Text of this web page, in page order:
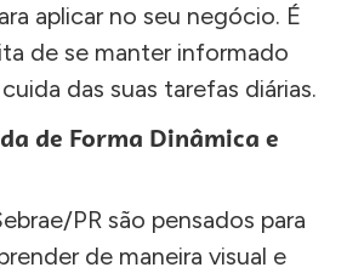
aplicar no seu negócio. É
de se manter informado
das suas tarefas diárias.
de Forma Dinâmica e
PR são pensados para
de maneira visual e